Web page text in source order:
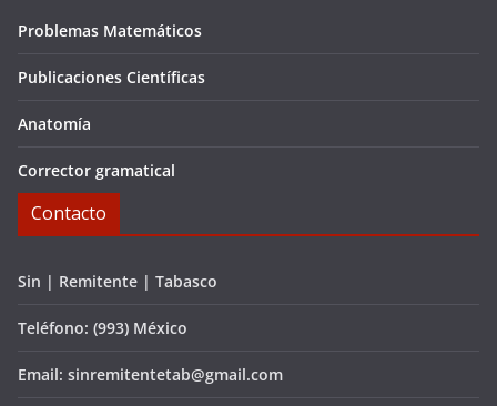
Problemas Matemáticos
Publicaciones Científicas
Anatomía
Corrector gramatical
Contacto
Sin | Remitente | Tabasco
Teléfono: (993) México
Email: sinremitentetab@gmail.com